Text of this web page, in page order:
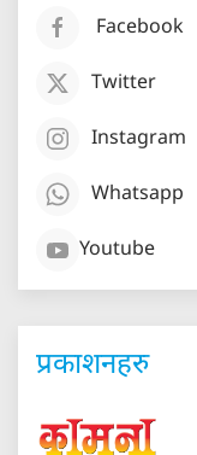
Facebook
Twitter
Instagram
Whatsapp
Youtube
प्रकाशनहरु